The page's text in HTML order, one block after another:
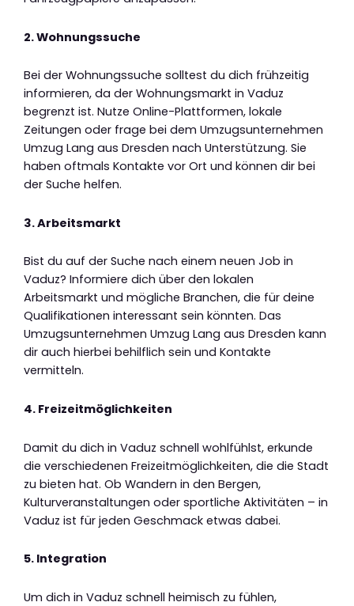
2. Wohnungssuche
Bei der Wohnungssuche solltest du dich frühzeitig
informieren, da der Wohnungsmarkt in Vaduz
begrenzt ist. Nutze Online-Plattformen, lokale
Zeitungen oder frage bei dem Umzugsunternehmen
Umzug Lang aus Dresden nach Unterstützung. Sie
haben oftmals Kontakte vor Ort und können dir bei
der Suche helfen.
3. Arbeitsmarkt
Bist du auf der Suche nach einem neuen Job in
Vaduz? Informiere dich über den lokalen
Arbeitsmarkt und mögliche Branchen, die für deine
Qualifikationen interessant sein könnten. Das
Umzugsunternehmen Umzug Lang aus Dresden kann
dir auch hierbei behilflich sein und Kontakte
vermitteln.
4. Freizeitmöglichkeiten
Damit du dich in Vaduz schnell wohlfühlst, erkunde
die verschiedenen Freizeitmöglichkeiten, die die Stadt
zu bieten hat. Ob Wandern in den Bergen,
Kulturveranstaltungen oder sportliche Aktivitäten – in
Vaduz ist für jeden Geschmack etwas dabei.
5. Integration
Um dich in Vaduz schnell heimisch zu fühlen,